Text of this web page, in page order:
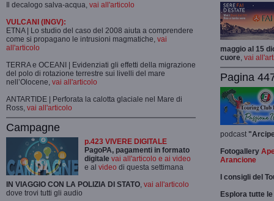
Il decalogo salva-acqua, vai all'articolo
VULCANI (INGV):
ETNA | Lo studio del caso del 2008 aiuta a comprendere
come si propagano le intrusioni magmatiche, vai
all'articolo
TERRA e OCEANI | Evidenziati gli effetti della migrazione
del polo di rotazione terrestre sui livelli del mare
nell’Olocene, vai all'articolo
ANTARTIDE | Perforata la calotta glaciale nel Mare di
Ross, vai all'articolo
Campagne
p.423 VIVERE DIGITALE
PagoPA, pagamenti in formato
digitale vai all'articolo e ai video
e al video di questa settimana
IN VIAGGIO CON LA POLIZIA DI STATO, vai all'articolo
dove trovi tutti gli audio
maggio al 15
cuore, vai
Pagina
podcast
Fotogallery
Arancione
I consigli del
Esplora tutte